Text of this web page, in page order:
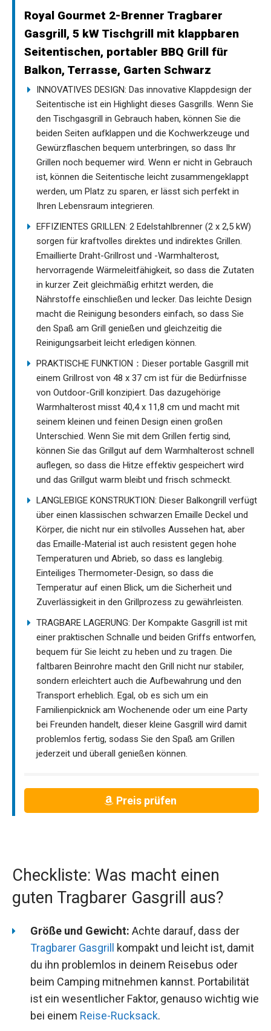
Royal Gourmet 2-Brenner Tragbarer
Gasgrill, 5 kW Tischgrill mit klappbaren
Seitentischen, portabler BBQ Grill für
Balkon, Terrasse, Garten Schwarz
INNOVATIVES DESIGN: Das innovative Klappdesign der
Seitentische ist ein Highlight dieses Gasgrills. Wenn Sie
den Tischgasgrill in Gebrauch haben, können Sie die
beiden Seiten aufklappen und die Kochwerkzeuge und
Gewürzflaschen bequem unterbringen, so dass Ihr
Grillen noch bequemer wird. Wenn er nicht in Gebrauch
ist, können die Seitentische leicht zusammengeklappt
werden, um Platz zu sparen, er lässt sich perfekt in
Ihren Lebensraum integrieren.
EFFIZIENTES GRILLEN: 2 Edelstahlbrenner (2 x 2,5 kW)
sorgen für kraftvolles direktes und indirektes Grillen.
Emaillierte Draht-Grillrost und -Warmhalterost,
hervorragende Wärmeleitfähigkeit, so dass die Zutaten
in kurzer Zeit gleichmäßig erhitzt werden, die
Nährstoffe einschließen und lecker. Das leichte Design
macht die Reinigung besonders einfach, so dass Sie
den Spaß am Grill genießen und gleichzeitig die
Reinigungsarbeit leicht erledigen können.
PRAKTISCHE FUNKTION：Dieser portable Gasgrill mit
einem Grillrost von 48 x 37 cm ist für die Bedürfnisse
von Outdoor-Grill konzipiert. Das dazugehörige
Warmhalterost misst 40,4 x 11,8 cm und macht mit
seinem kleinen und feinen Design einen großen
Unterschied. Wenn Sie mit dem Grillen fertig sind,
können Sie das Grillgut auf dem Warmhalterost schnell
auflegen, so dass die Hitze effektiv gespeichert wird
und das Grillgut warm bleibt und frisch schmeckt.
LANGLEBIGE KONSTRUKTION: Dieser Balkongrill verfügt
über einen klassischen schwarzen Emaille Deckel und
Körper, die nicht nur ein stilvolles Aussehen hat, aber
das Emaille-Material ist auch resistent gegen hohe
Temperaturen und Abrieb, so dass es langlebig.
Einteiliges Thermometer-Design, so dass die
Temperatur auf einen Blick, um die Sicherheit und
Zuverlässigkeit in den Grillprozess zu gewährleisten.
TRAGBARE LAGERUNG: Der Kompakte Gasgrill ist mit
einer praktischen Schnalle und beiden Griffs entworfen,
bequem für Sie leicht zu heben und zu tragen. Die
faltbaren Beinrohre macht den Grill nicht nur stabiler,
sondern erleichtert auch die Aufbewahrung und den
Transport erheblich. Egal, ob es sich um ein
Familienpicknick am Wochenende oder um eine Party
bei Freunden handelt, dieser kleine Gasgrill wird damit
problemlos fertig, sodass Sie den Spaß am Grillen
jederzeit und überall genießen können.
Preis prüfen
Checkliste: Was macht einen
guten Tragbarer Gasgrill aus?
Größe und Gewicht: Achte darauf, dass der
Tragbarer Gasgrill kompakt und leicht ist, damit
du ihn problemlos in deinem Reisebus oder
beim Camping mitnehmen kannst. Portabilität
ist ein wesentlicher Faktor, genauso wichtig wie
bei einem Reise-Rucksack.